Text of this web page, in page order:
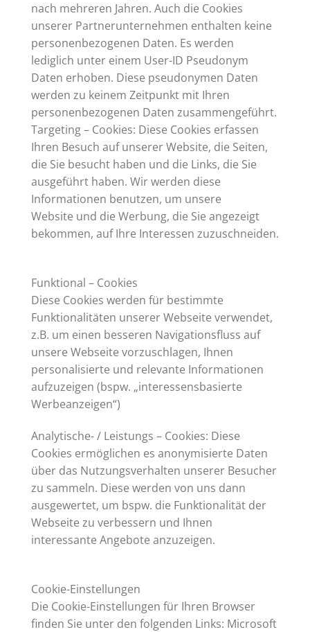
nach mehreren Jahren. Auch die Cookies
unserer Partnerunternehmen enthalten keine
personenbezogenen Daten. Es werden
lediglich unter einem User-ID Pseudonym
Daten erhoben. Diese pseudonymen Daten
werden zu keinem Zeitpunkt mit Ihren
personenbezogenen Daten zusammengeführt.
Targeting – Cookies: Diese Cookies erfassen
Ihren Besuch auf unserer Website, die Seiten,
die Sie besucht haben und die Links, die Sie
ausgeführt haben. Wir werden diese
Informationen benutzen, um unsere
Website und die Werbung, die Sie angezeigt
bekommen, auf Ihre Interessen zuzuschneiden.
Funktional – Cookies
Diese Cookies werden für bestimmte
Funktionalitäten unserer Webseite verwendet,
z.B. um einen besseren Navigationsfluss auf
unsere Webseite vorzuschlagen, Ihnen
personalisierte und relevante Informationen
aufzuzeigen (bspw. „interessensbasierte
Werbeanzeigen“)
Analytische- / Leistungs – Cookies: Diese
Cookies ermöglichen es anonymisierte Daten
über das Nutzungsverhalten unserer Besucher
zu sammeln. Diese werden von uns dann
ausgewertet, um bspw. die Funktionalität der
Webseite zu verbessern und Ihnen
interessante Angebote anzuzeigen.
Cookie-Einstellungen
Die Cookie-Einstellungen für Ihren Browser
finden Sie unter den folgenden Links: Microsoft